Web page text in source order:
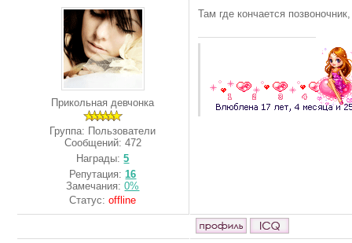
Прикольная девчонка
Группа: Пользователи
Сообщений: 472
Награды:5
Репутация: 16
Замечания:0%
Статус:offline
Там где кончается